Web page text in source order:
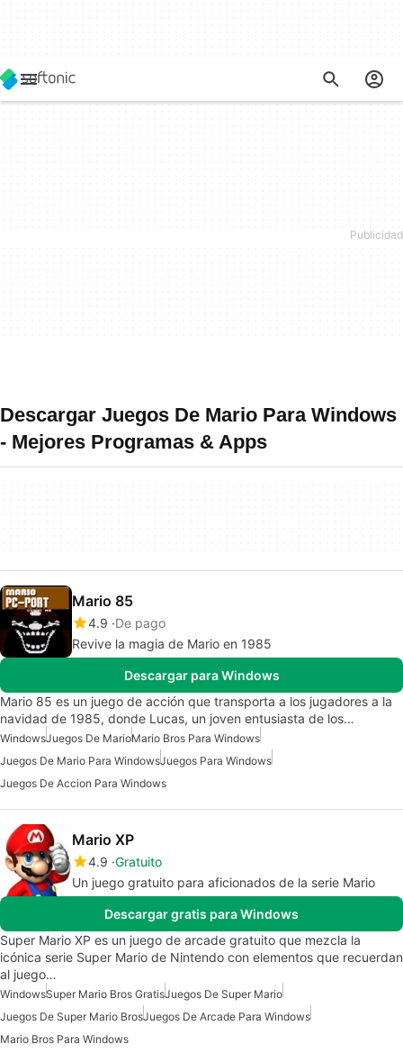
Descargar Juegos De Mario Para Windows
- Mejores Programas & Apps
Mario 85
4.9 De pago
Revive la magia de Mario en 1985
Descargar para Windows
Mario 85 es un juego de acción que transporta a los jugadores a la
navidad de 1985, donde Lucas, un joven entusiasta de los…
WindowsJuegos De MarioMario Bros Para Windows
Juegos De Mario Para WindowsJuegos Para Windows
Juegos De Accion Para Windows
Mario XP
4.9 Gratuito
Un juego gratuito para aficionados de la serie Mario
Descargar gratis para Windows
Super Mario XP es un juego de arcade gratuito que mezcla la
icónica serie Super Mario de Nintendo con elementos que recuerdan
al juego…
WindowsSuper Mario Bros GratisJuegos De Super Mario
Juegos De Super Mario BrosJuegos De Arcade Para Windows
Mario Bros Para Windows